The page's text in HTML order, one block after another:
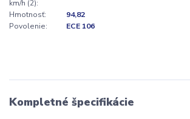
km/h (2):
Hmotnosť:
94,82
Povolenie:
ECE 106
Kompletné špecifikácie